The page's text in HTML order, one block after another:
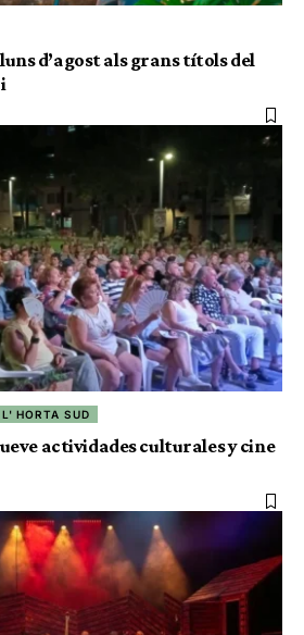
d’agost als grans títols del
L' HORTA SUD
actividades culturales y cine